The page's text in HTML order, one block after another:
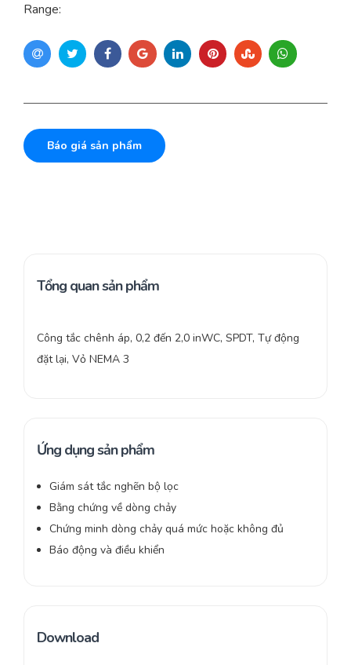
Range:
Báo giá sản phẩm
Tổng quan sản phẩm
Công tắc chênh áp, 0,2 đến 2,0 inWC, SPDT, Tự động
đặt lại, Vỏ NEMA 3
Ứng dụng sản phẩm
Giám sát tắc nghẽn bộ lọc
Bằng chứng về dòng chảy
Chứng minh dòng chảy quá mức hoặc không đủ
Báo động và điều khiển
Download